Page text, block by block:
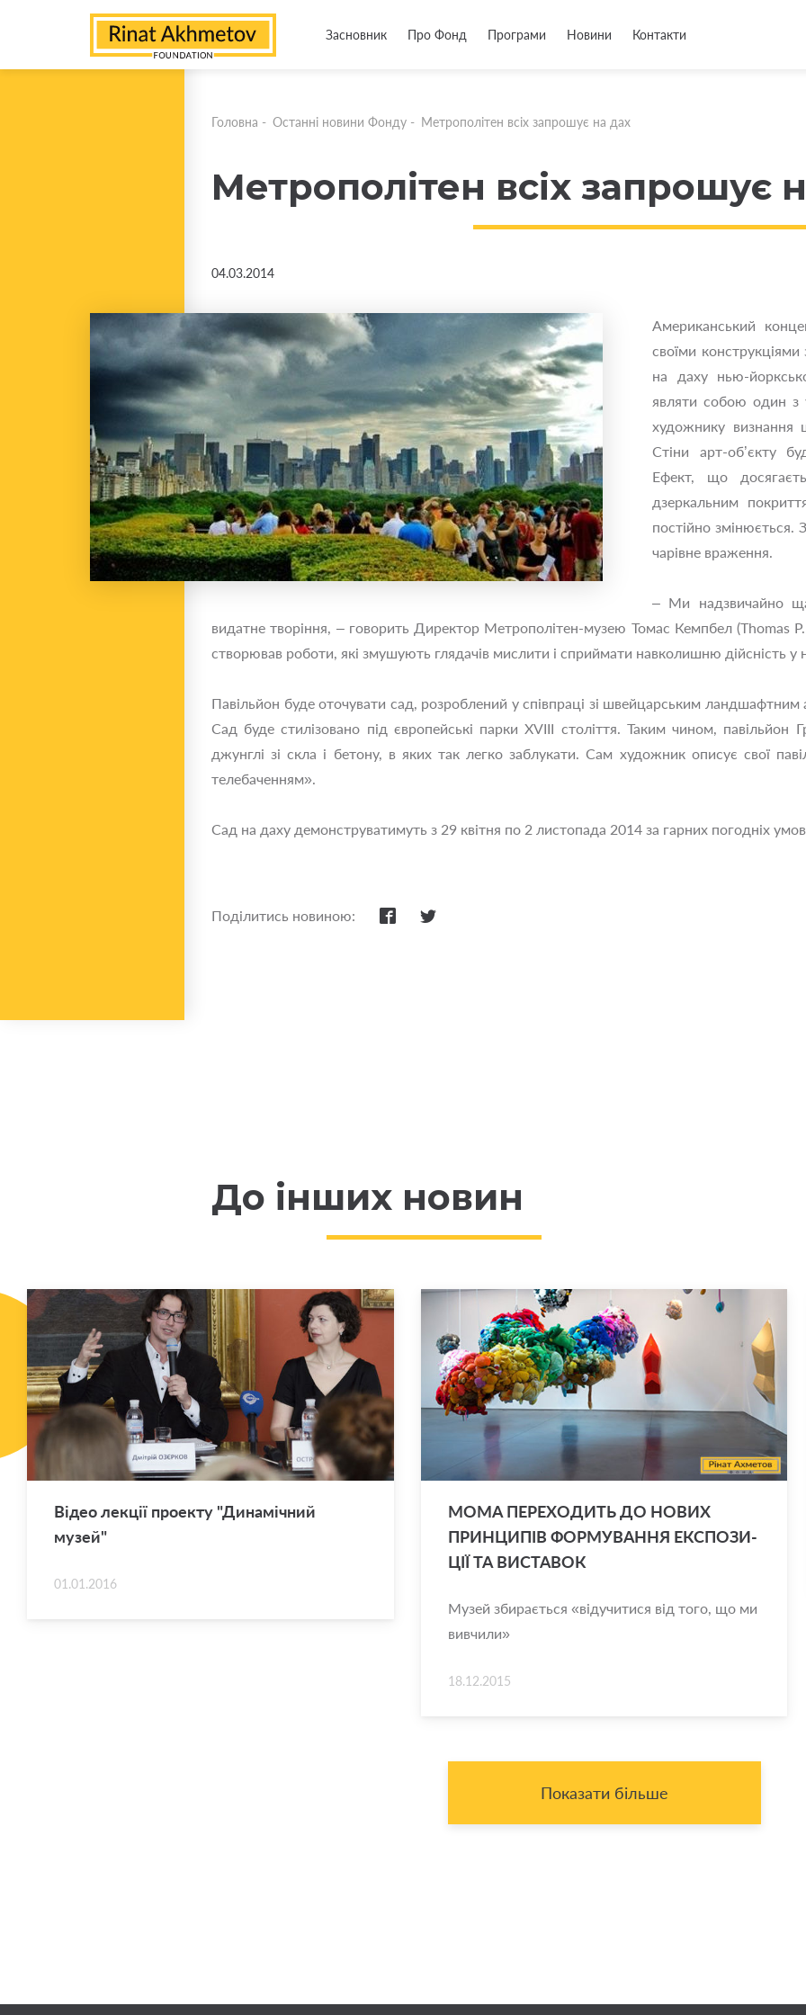
Засновник Про Фонд Програми Новини Контакти
Головна - Останні новини Фонду - Метрополітен всіх запрошує на дах
Метрополітен всіх запрошує
04.03.2014
Американський
своїми конструкціями
на даху нью-
являти собою один з
художнику визнання
Стіни арт-об’єкту
Ефект, що
дзеркальним
постійно змінюється.
чарівне враження.
– Ми надзвичайно
видатне творіння, – говорить Директор Метрополітен-музею Томас Кемпбел (Thomas
створював роботи, які змушують глядачів мислити і сприймати навколишню дійсність у
Павільйон буде оточувати сад, розроблений у співпраці зі швейцарським
Сад буде стилізовано під європейські парки XVIII століття. Таким чином, павільйон
джунглі зі скла і бетону, в яких так легко заблукати. Сам художник описує свої
телебаченням».
Сад на даху демонструватимуть з 29 квітня по 2 листопада 2014 за гарних погодніх
Поділитись новиною:
До інших новин
Відео ле­кції про­е­кту "Ди­на­мі­чний
музей"
01.01.2016
MOMA ПЕ­РЕ­ХО­ДИТЬ ДО НОВИХ
ПРИН­ЦИ­ПІВ ФОР­МУ­ВА­Н­НЯ ЕКС­ПО­ЗИ­
ЦІЇ ТА ВИ­СТА­ВОК
Музей збирається «відучитися від того, що ми
вивчили»
18.12.2015
Показати більше